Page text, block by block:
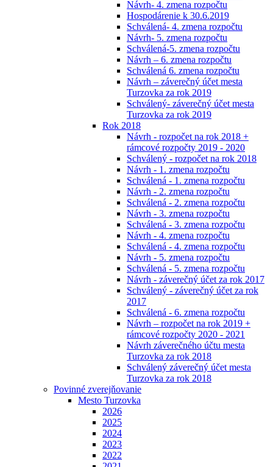
Návrh- 4. zmena rozpočtu
Hospodárenie k 30.6.2019
Schválená- 4. zmena rozpočtu
Návrh- 5. zmena rozpočtu
Schválená-5. zmena rozpočtu
Návrh – 6. zmena rozpočtu
Schválená 6. zmena rozpočtu
Návrh – záverečný účet mesta
Turzovka za rok 2019
Schválený- záverečný účet mesta
Turzovka za rok 2019
Rok 2018
Návrh - rozpočet na rok 2018 +
rámcové rozpočty 2019 - 2020
Schválený - rozpočet na rok 2018
Návrh - 1. zmena rozpočtu
Schválená - 1. zmena rozpočtu
Návrh - 2. zmena rozpočtu
Schválená - 2. zmena rozpočtu
Návrh - 3. zmena rozpočtu
Schválená - 3. zmena rozpočtu
Návrh - 4. zmena rozpočtu
Schválená - 4. zmena rozpočtu
Návrh - 5. zmena rozpočtu
Schválená - 5. zmena rozpočtu
Návrh - záverečný účet za rok 2017
Schválený - záverečný účet za rok
2017
Schválená - 6. zmena rozpočtu
Návrh – rozpočet na rok 2019 +
rámcové rozpočty 2020 - 2021
Návrh záverečného účtu mesta
Turzovka za rok 2018
Schválený záverečný účet mesta
Turzovka za rok 2018
Povinné zverejňovanie
Mesto Turzovka
2026
2025
2024
2023
2022